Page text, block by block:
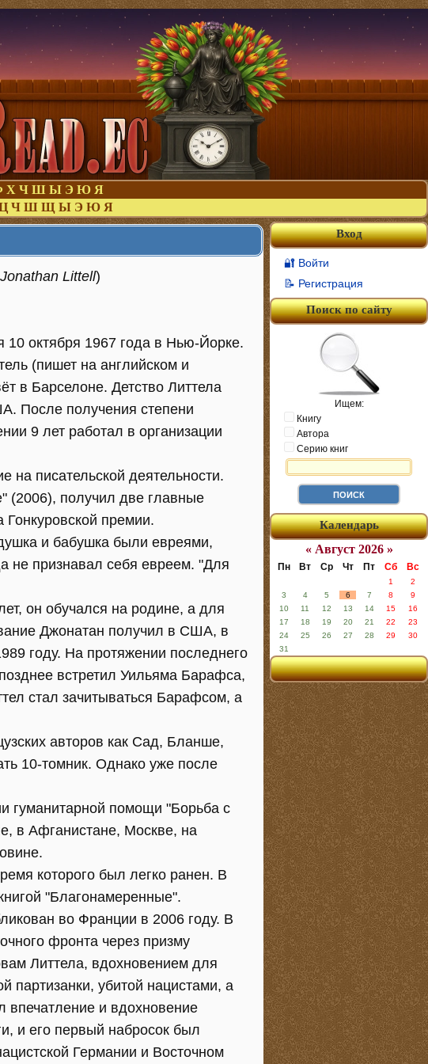
Х Ч Ш Ы Э Ю Я
Ч Ш Щ Ы Э Ю Я
Jonathan Littell)
10 октября 1967 года в Нью-Йорке.
(пишет на английском и
в Барселоне. Детство Литтела
После получения степени
9 лет работал в организации
на писательской деятельности.
(2006), получил две главные
премии.
и бабушка были евреями,
не признавал себя евреем. "Для
он обучался на родине, а для
Джонатан получил в США, в
году. На протяжении последнего
встретил Уильяма Барафса,
стал зачитываться Барафсом, а
авторов как Сад, Бланше,
10-томник. Однако уже после
гуманитарной помощи "Борьба с
в Афганистане, Москве, на
которого был легко ранен. В
"Благонамеренные".
во Франции в 2006 году. В
фронта через призму
Литтела, вдохновением для
партизанки, убитой нацистами, а
и вдохновение
и его первый набросок был
Германии и Восточном
Вход
🔐 Войти
📝 Регистрация
Поиск по сайту
Ищем:
Книгу
Автора
Серию книг
Календарь
« Август 2026 »
Пн Вт Ср Чт Пт Сб Вс
1
2
3
4 5 6 7 8
9
10
11 12 13 14 15
16
17
18 19 20 21 22
23
24
25 26 27 28 29
30
31